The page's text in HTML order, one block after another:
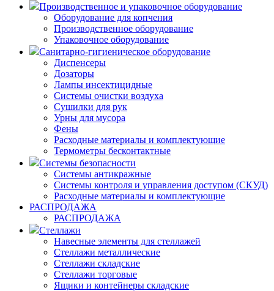
Производственное и упаковочное оборудование
Оборудование для копчения
Производственное оборудование
Упаковочное оборудование
Санитарно-гигиеническое оборудование
Диспенсеры
Дозаторы
Лампы инсектицидные
Системы очистки воздуха
Сушилки для рук
Урны для мусора
Фены
Расходные материалы и комплектующие
Термометры бесконтактные
Системы безопасности
Системы антикражные
Системы контроля и управления доступом (СКУД)
Расходные материалы и комплектующие
РАСПРОДАЖА
РАСПРОДАЖА
Стеллажи
Навесные элементы для стеллажей
Стеллажи металлические
Стеллажи складские
Стеллажи торговые
Ящики и контейнеры складские